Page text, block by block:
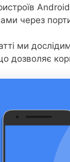
через
ми
дозволяє